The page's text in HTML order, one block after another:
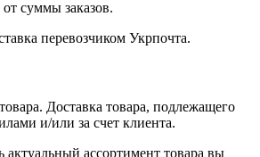
суммы заказов.
перевозчиком Укрпочта.
Доставка товара, подлежащего
и/или за счет клиента.
актуальный ассортимент товара вы